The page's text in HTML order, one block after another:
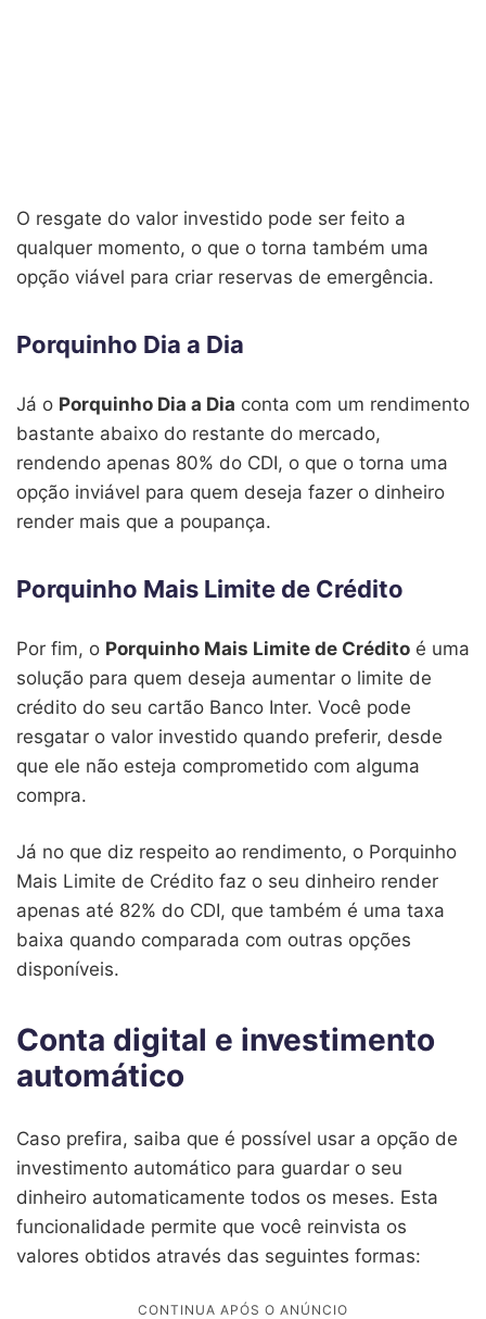
O resgate do valor investido pode ser feito a
qualquer momento, o que o torna também uma
opção viável para criar reservas de emergência.
Porquinho Dia a Dia
Já o Porquinho Dia a Dia conta com um rendimento
bastante abaixo do restante do mercado,
rendendo apenas 80% do CDI, o que o torna uma
opção inviável para quem deseja fazer o dinheiro
render mais que a poupança.
Porquinho Mais Limite de Crédito
Por fim, o Porquinho Mais Limite de Crédito é uma
solução para quem deseja aumentar o limite de
crédito do seu cartão Banco Inter. Você pode
resgatar o valor investido quando preferir, desde
que ele não esteja comprometido com alguma
compra.
Já no que diz respeito ao rendimento, o Porquinho
Mais Limite de Crédito faz o seu dinheiro render
apenas até 82% do CDI, que também é uma taxa
baixa quando comparada com outras opções
disponíveis.
Conta digital e investimento
automático
Caso prefira, saiba que é possível usar a opção de
investimento automático para guardar o seu
dinheiro automaticamente todos os meses. Esta
funcionalidade permite que você reinvista os
valores obtidos através das seguintes formas: